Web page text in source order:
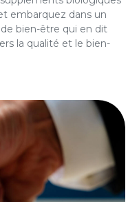
embarquez dans un
bien-être qui en dit
la qualité et le bien-